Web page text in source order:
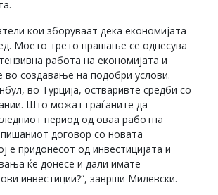
кои зборуваат дека економијата
Моето трето прашање се однесува
работа на економијата и
создавање на подобри услови.
во Турција, остваривте средби со
Што можат граѓаните да
период од оваа работна
договор со новата
е придонесот од инвестицијата и
ќе донесе и дали имате
инвестиции?“, заврши Милевски.